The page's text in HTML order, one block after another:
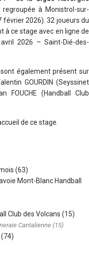
à Monistrol-sur-
février 2026). 32 joueurs du
à ce stage avec en ligne de
2026 – Saint-Dié-des-
également présent sur
GOURDIN (Seyssinet
FOUCHE (Handball Club
de ce stage.
(63)
Mont-Blanc Handball
Club des Volcans (15)
Cantalienne (15)